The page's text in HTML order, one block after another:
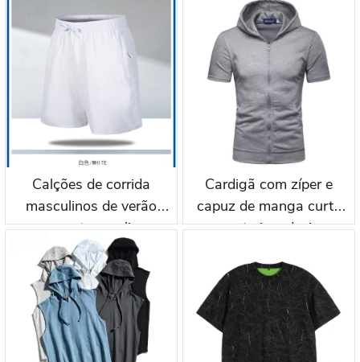
secagem rápida,
tamanho grande, cintura
média, casuais, para
fitness e esportes,
modelo wkh004
Calções de corrida
masculinos de verão
com estampa lisa,
amostra grátis, para
academia, basquete,
treino, atacado qds002
Cardigã com zíper e
capuz de manga curta
para treino, design
wkh005